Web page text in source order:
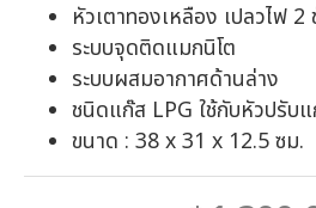
หัวเตาทองเหลือง เปลวไฟ
ระบบจุดติดแมกนิโต
ระบบผสมอากาศด้านล่าง
ชนิดแก๊ส LPG ใช้กับหัวปรับ
ขนาด : 38 x 31 x 12.5 ซม.